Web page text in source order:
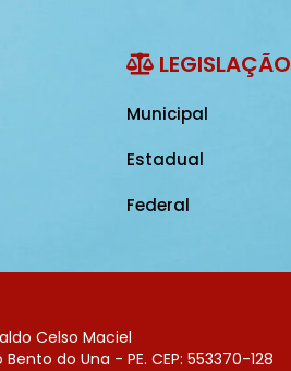
LEGISLAÇÃO
Municipal
Estadual
Federal
Celso Maciel
do Una - PE. CEP: 553370-128